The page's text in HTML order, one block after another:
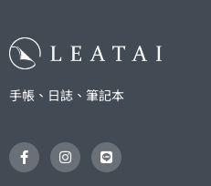
手帳、日誌、筆記本
F
a
c
I
n
s
L
i
n